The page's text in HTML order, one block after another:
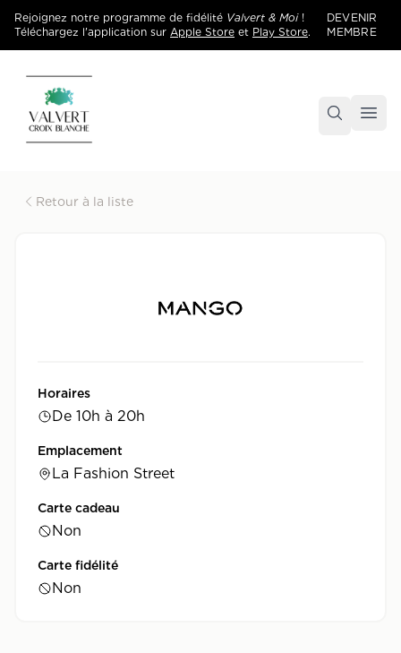
Rejoignez notre programme de fidélité Valvert & Moi!
Téléchargez l'application sur Apple Store et Play Store.
DEVENIR
MEMBRE
Accueil
Retour à la liste
Horaires
De 10h à 20h
Emplacement
La Fashion Street
Carte cadeau
Non
Carte fidélité
Non